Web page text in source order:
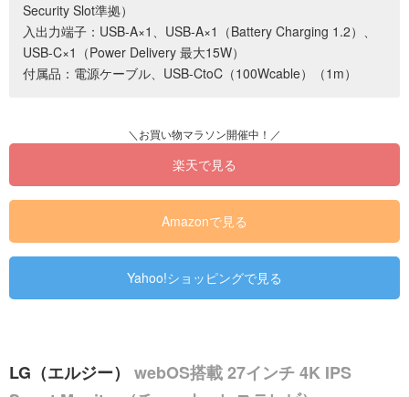
Security Slot準拠）
入出力端子：USB-A×1、USB-A×1（Battery Charging 1.2）、
USB-C×1（Power Delivery 最大15W）
付属品：電源ケーブル、USB-CtoC（100Wcable）（1m）
楽天で見る
Amazonで見る
Yahoo!ショッピングで見る
LG（エルジー） webOS搭載 27インチ 4K IPS